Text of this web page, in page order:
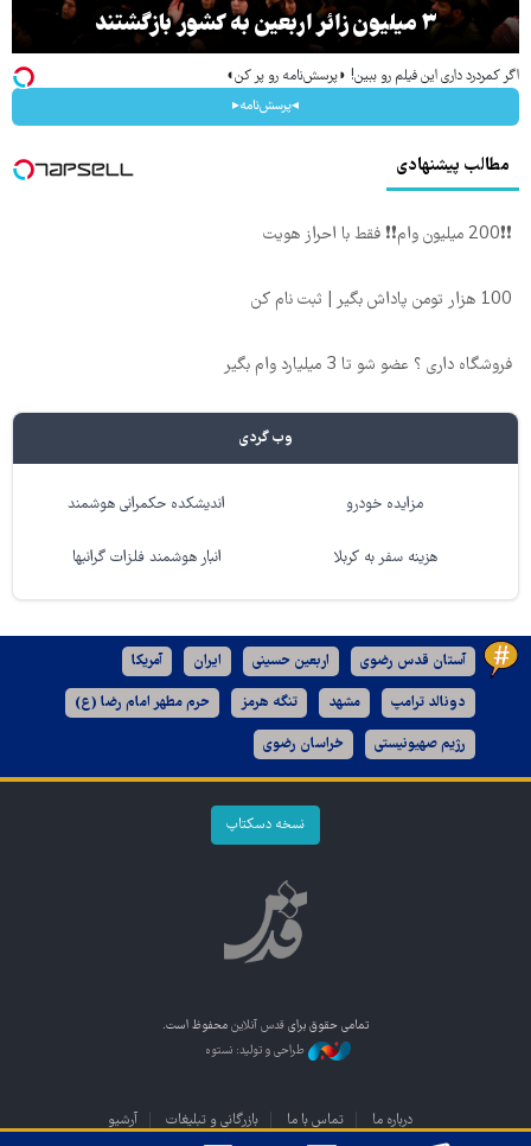
۳ میلیون زائر اربعین به کشور بازگشتند
اگر کمردرد داری این فیلم رو ببین! ◗پرسش‌نامه رو پر کن◖
◂پرسش‌نامه▸
مطالب پیشنهادی
❗❗200 میلیون وام❗❗ فقط با احراز هویت
100 هزار تومن پاداش بگیر | ثبت نام کن
فروشگاه داری ؟ عضو شو تا 3 میلیارد وام بگیر
وب گردی
مزایده خودرو اندیشکده حکمرانی هوشمند
هزینه سفر به کربلا انبار هوشمند فلزات گرانبها
آستان قدس رضوی اربعین حسینی ایران آمریکا
دونالد ترامپ مشهد تنگه هرمز حرم مطهر امام رضا (ع)
رژیم صهیونیستی خراسان رضوی
نسخه دسکتاپ
تمامی حقوق برای قدس آنلاین محفوظ است.
طراحی و تولید: نستوه
درباره ما تماس با ما بازرگانی و تبلیغات آرشیو